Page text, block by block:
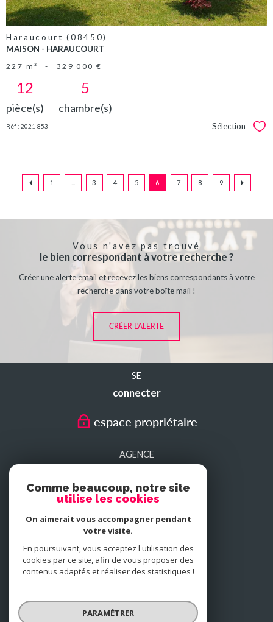
Haraucourt (08450)
MAISON - HARAUCOURT
227 m² - 329 000 €
12
pièce(s)
5
chambre(s)
Réf : 2021-853 Sélection
1 3 4 5 6 7 8 9
Vous n'avez pas trouvé
le bien correspondant à votre recherche ?
Créer une alerte email et recevez les biens correspondants à votre
recherche dans votre boîte mail !
CRÉER L'ALERTE
SE
connecter
espace propriétaire
AGENCE
CHARLEVILLE-MEZIERES
NOUS
Comme beaucoup, notre site
utilise les cookies
On aimerait vous accompagner pendant
votre visite.
En poursuivant, vous acceptez l'utilisation des
cookies par ce site, afin de vous proposer des
contenus adaptés et réaliser des statistiques !
PARAMÉTRER